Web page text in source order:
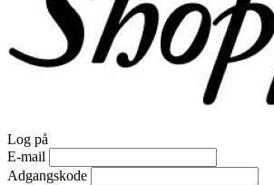
Log på
E-mail
Adgangskode